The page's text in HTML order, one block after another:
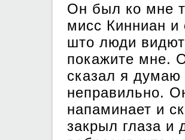
Он был ко мне
мисс Кинниан
што люди видют
покажите мне.
сказал я думаю
неправильно.
напаминает и
закрыл глаза и